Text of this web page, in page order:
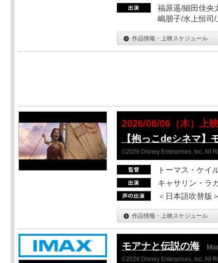
福原遥/細田佳央
嶋朋子/水上恒司
作品情報・上映スケジュール
2026/08/06（木）上
【抱っこdeシネマ】
©2026 Disney Enterprises, Inc. All
トーマス・ケイ
キャサリン・ラ
＜日本語吹替版
作品情報・上映スケジュール
モアナと伝説の海
©2026 Disney Enterprises, Inc. All